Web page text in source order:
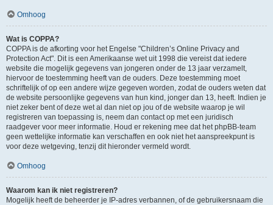
Omhoog
Wat is COPPA?
COPPA is de afkorting voor het Engelse "Children’s Online Privacy and
Protection Act". Dit is een Amerikaanse wet uit 1998 die vereist dat iedere
website die mogelijk gegevens van jongeren onder de 13 jaar verzamelt,
hiervoor de toestemming heeft van de ouders. Deze toestemming moet
schriftelijk of op een andere wijze gegeven worden, zodat de ouders weten dat
de website persoonlijke gegevens van hun kind, jonger dan 13, heeft. Indien je
niet zeker bent of deze wet al dan niet op jou of de website waarop je wil
registreren van toepassing is, neem dan contact op met een juridisch
raadgever voor meer informatie. Houd er rekening mee dat het phpBB-team
geen wettelijke informatie kan verschaffen en ook niet het aanspreekpunt is
voor deze wetgeving, tenzij dit hieronder vermeld wordt.
Omhoog
Waarom kan ik niet registreren?
Mogelijk heeft de beheerder je IP-adres verbannen, of de gebruikersnaam die